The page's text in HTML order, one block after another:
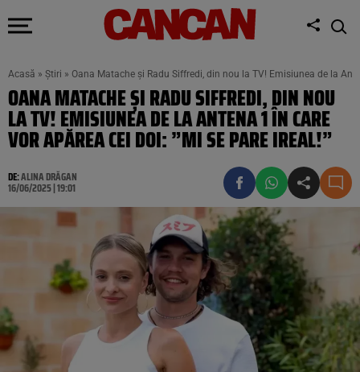
Acasă » Știri » Oana Matache și Radu Siffredi, din nou la TV! Emisiunea de la
OANA MATACHE ȘI RADU SIFFREDI, DIN NOU
LA TV! EMISIUNEA DE LA ANTENA 1 ÎN CARE
VOR APĂREA CEI DOI: ”MI SE PARE IREAL!”
DE:ALINA DRĂGAN
16/06/2025 | 19:01